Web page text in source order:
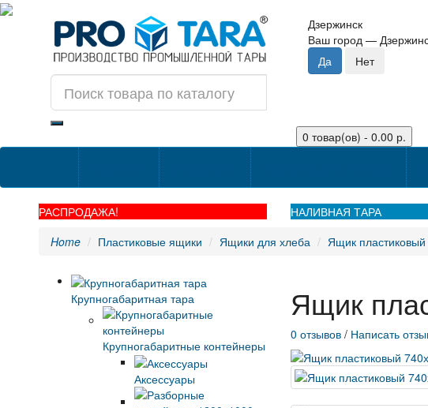
Дзержинск
Ваш город —
0 товар(ов) - 0.00 р.
РАСПРОДАЖА! НАЛИВНАЯ ТАРА
Home
Пластиковые ящики Ящики для хлеба Ящик
Крупногабаритная тара
Крупногабаритные контейнеры
Аксессуары
Ящик
0 отзывов/ Написать